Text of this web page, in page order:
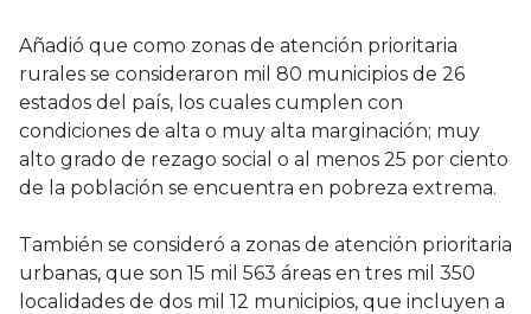
Añadió que como zonas de atención prioritaria
rurales se consideraron mil 80 municipios de 26
estados del país, los cuales cumplen con
condiciones de alta o muy alta marginación; muy
alto grado de rezago social o al menos 25 por ciento
de la población se encuentra en pobreza extrema.
También se consideró a zonas de atención prioritaria
urbanas, que son 15 mil 563 áreas en tres mil 350
localidades de dos mil 12 municipios, que incluyen a